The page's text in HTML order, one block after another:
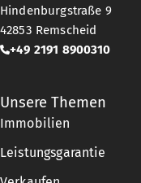
Hindenburgstraße 9
42853 Remscheid
+49 2191 8900310
Unsere Themen
Immobilien
Leistungsgarantie